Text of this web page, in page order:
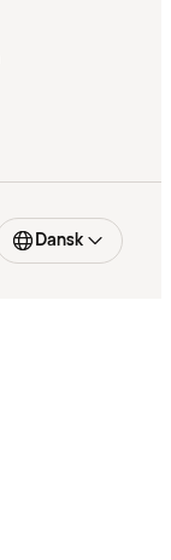
Dansk